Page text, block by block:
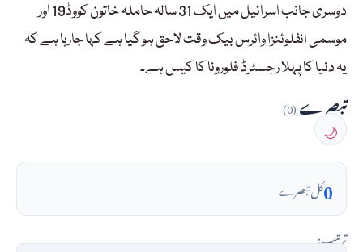
دوسری جانب اسرائیل میں ایک 31 سالہ حاملہ خاتون کووڈ19 اور
موسمی انفلوئنزا وائرس بیک وقت لاحق ہو گیا ہے کہا جارہا ہے کہ
یہ دنیا کا پہلا رجسٹرڈ فلورونا کا کیس ہے۔
تبصرے(0)
🌙
0کل تبصرے
ترتیب: